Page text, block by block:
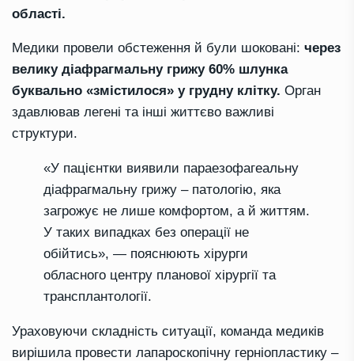
області.
Медики провели обстеження й були шоковані: через
велику діафрагмальну грижу 60% шлунка
буквально «змістилося» у грудну клітку. Орган
здавлював легені та інші життєво важливі
структури.
«У пацієнтки виявили параезофагеальну
діафрагмальну грижу – патологію, яка
загрожує не лише комфортом, а й життям.
У таких випадках без операції не
обійтись», — пояснюють хірурги
обласного центру планової хірургії та
трансплантології.
Ураховуючи складність ситуації, команда медиків
вирішила провести лапароскопічну герніопластику –